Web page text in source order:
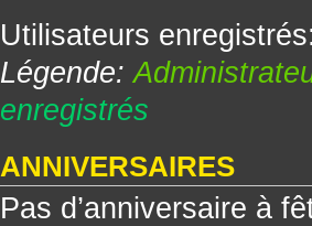
Utilisateurs enregistrés:
Légende:
enregistrés
ANNIVERSAIRES
Pas d’anniversaire à